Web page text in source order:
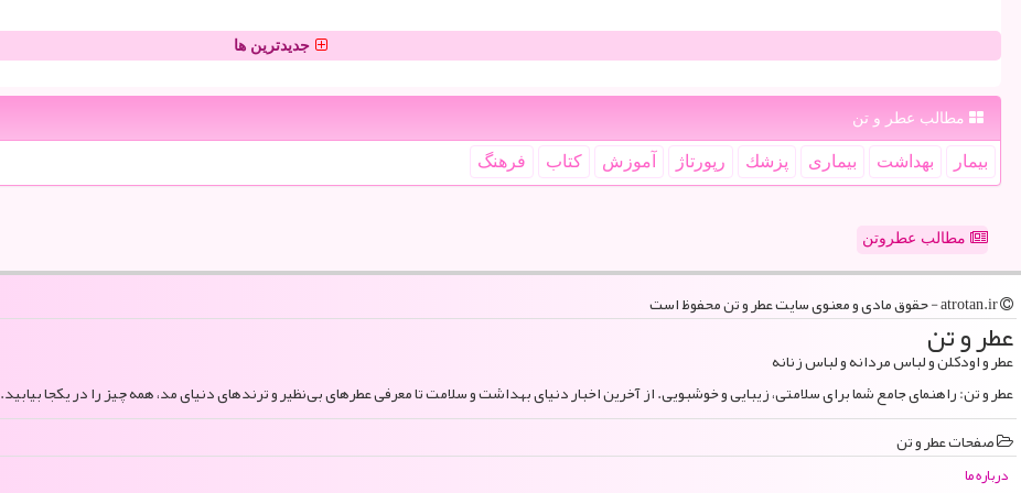
جدیدترین ها
مطالب عطر و تن
بیمار بهداشت بیماری پزشك رپورتاژ آموزش كتاب فرهنگ
مطالب عطروتن
عطر و تن
عطر و اودکلن و لباس مردانه و لباس زنانه
عطر و تن: راهنمای جامع شما برای سلامتی، زیبایی و خوشبویی. از آخرین اخبار دنیای بهداشت و سلامت تا معرفی عطرهای بی‌نظیر و ترندهای دنیای مد، همه چیز را در یکجا بیابید.
صفحات عطر و تن
درباره ما